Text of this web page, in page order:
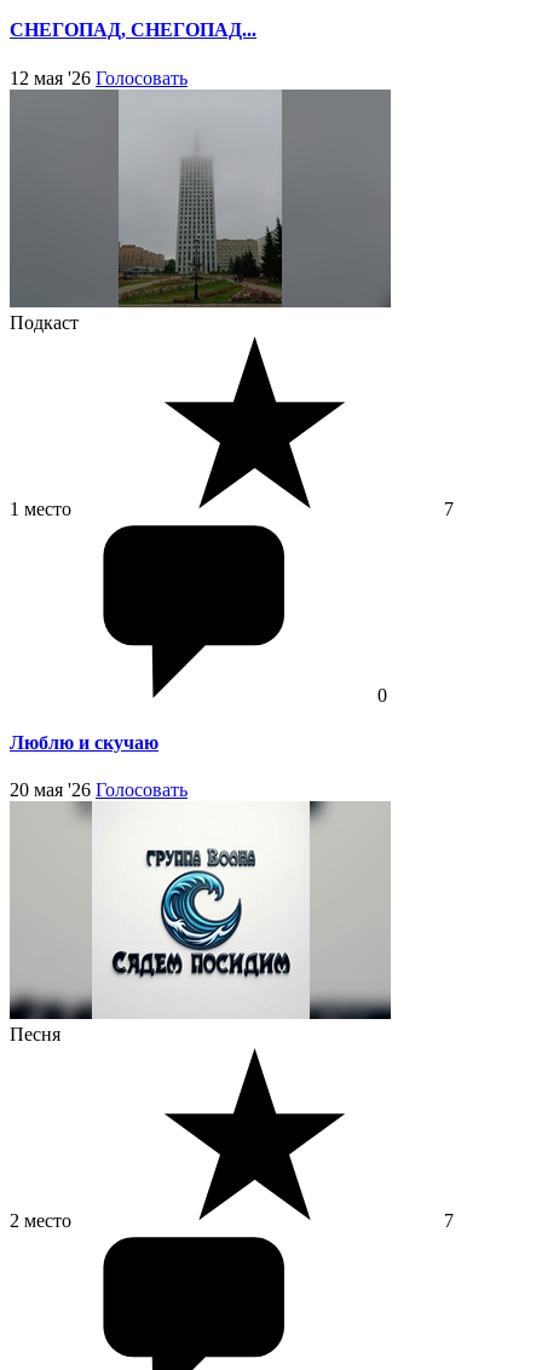
СНЕГОПАД, СНЕГОПАД...
12 мая '26 Голосовать
Подкаст
1 место 7
0
Люблю и скучаю
20 мая '26 Голосовать
Песня
2 место 7